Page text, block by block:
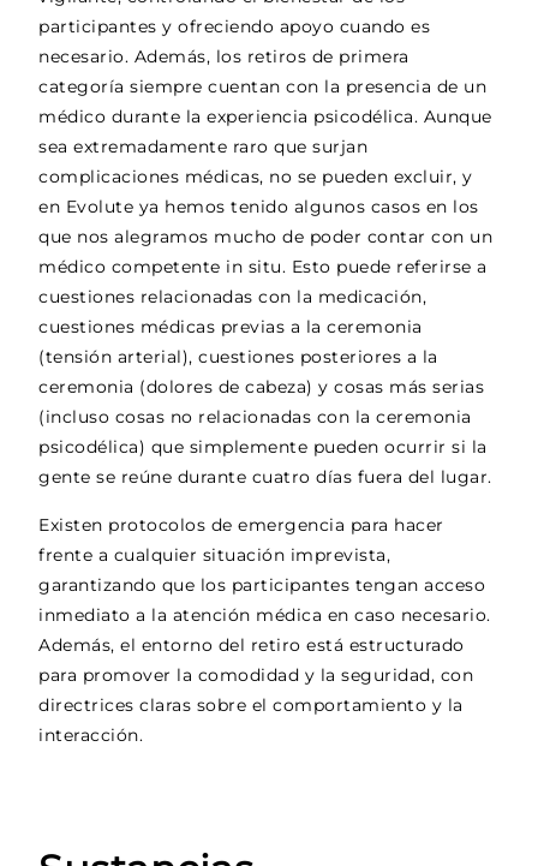
participantes y ofreciendo apoyo cuando es
necesario. Además, los retiros de primera
categoría siempre cuentan con la presencia de un
médico durante la experiencia psicodélica. Aunque
sea extremadamente raro que surjan
complicaciones médicas, no se pueden excluir, y
en Evolute ya hemos tenido algunos casos en los
que nos alegramos mucho de poder contar con un
médico competente in situ. Esto puede referirse a
cuestiones relacionadas con la medicación,
cuestiones médicas previas a la ceremonia
(tensión arterial), cuestiones posteriores a la
ceremonia (dolores de cabeza) y cosas más serias
(incluso cosas no relacionadas con la ceremonia
psicodélica) que simplemente pueden ocurrir si la
gente se reúne durante cuatro días fuera del lugar.
Existen protocolos de emergencia para hacer
frente a cualquier situación imprevista,
garantizando que los participantes tengan acceso
inmediato a la atención médica en caso necesario.
Además, el entorno del retiro está estructurado
para promover la comodidad y la seguridad, con
directrices claras sobre el comportamiento y la
interacción.